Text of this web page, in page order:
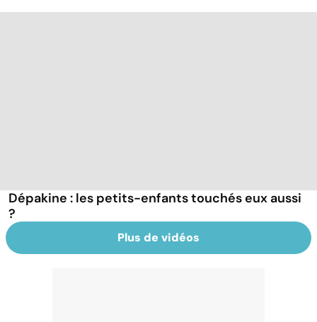
Dépakine : les petits-enfants touchés eux aussi
?
Plus de vidéos